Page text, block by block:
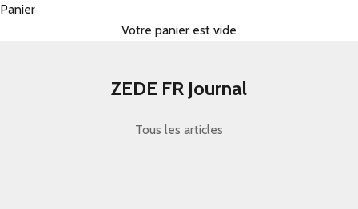
Panier
Votre panier est vide
ZEDE FR Journal
Tous les articles